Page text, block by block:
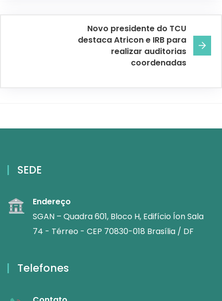
Novo presidente do TCU
destaca Atricon e IRB para
realizar auditorias
coordenadas
SEDE
Endereço
SGAN – Quadra 601, Bloco H, Edifício Íon Sala
74 - Térreo - CEP 70830-018 Brasília / DF
Telefones